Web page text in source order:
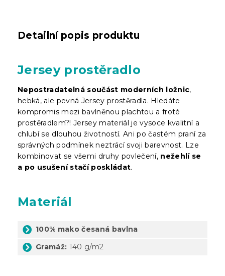
Detailní popis produktu
Jersey prostěradlo
Nepostradatelná součást moderních ložnic,
hebká, ale pevná Jersey prostěradla. Hledáte
kompromis mezi bavlněnou plachtou a froté
prostěradlem?! Jersey materiál je vysoce kvalitní a
chlubí se dlouhou životností. Ani po častém praní za
správných podmínek neztrácí svoji barevnost. Lze
kombinovat se všemi druhy povlečení, nežehlí se
a po usušení stačí poskládat.
Materiál
100% mako česaná bavlna
Gramáž: 140 g/m2